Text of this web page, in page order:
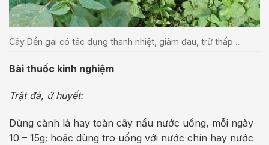
Cây Dền gai có tác dụng thanh nhiệt, giảm đau, trừ thấp…
Bài thuốc kinh nghiệm
Trật đả, ứ huyết:
Dùng cành lá hay toàn cây nấu nước uống, mỗi ngày
10 – 15g; hoặc dùng tro uống với nước chín hay nước